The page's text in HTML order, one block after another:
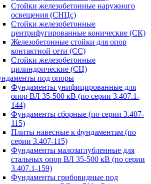
Стойки железобетонные наружного
освещения (СНЦс)
Стойки железобетонные
центрифугированные конические (СК)
Железобетонные стойки для опор
контактной сети (СС)
Стойки железобетонные
цилиндрические (СЦ)
под опоры
Фундаменты унифицированные для
опор ВЛ 35-500 кВ (по серии 3.407.1-
144)
Фундаменты сборные (по серии 3.407-
115)
Плиты навесные к фундаментам (по
серии 3.407-115)
Фундаменты малозаглубленные для
стальных опор ВЛ 35-500 кВ (по серии
3.407.1-159)
Фундаменты грибовидные под